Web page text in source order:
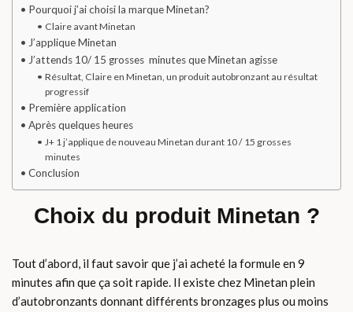
Pourquoi j’ai choisi la marque Minetan?
Claire avant Minetan
J’applique Minetan
J’attends 10/ 15 grosses minutes que Minetan agisse
Résultat, Claire en Minetan, un produit autobronzant au résultat
progressif
Première application
Après quelques heures
J+ 1 j’applique de nouveau Minetan durant 10 / 15 grosses
minutes
Conclusion
Choix du produit Minetan ?
Tout d’abord, il faut savoir que j’ai acheté la formule en 9
minutes afin que ça soit rapide. Il existe chez Minetan plein
d’autobronzants donnant différents bronzages plus ou moins